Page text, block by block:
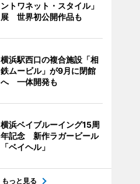
ントワネット・スタイル」
展 世界初公開作品も
横浜駅西口の複合施設「相
鉄ムービル」が9月に閉館
へ 一体開発も
横浜ベイブルーイング15周
年記念 新作ラガービール
「ベイヘル」
もっと見る